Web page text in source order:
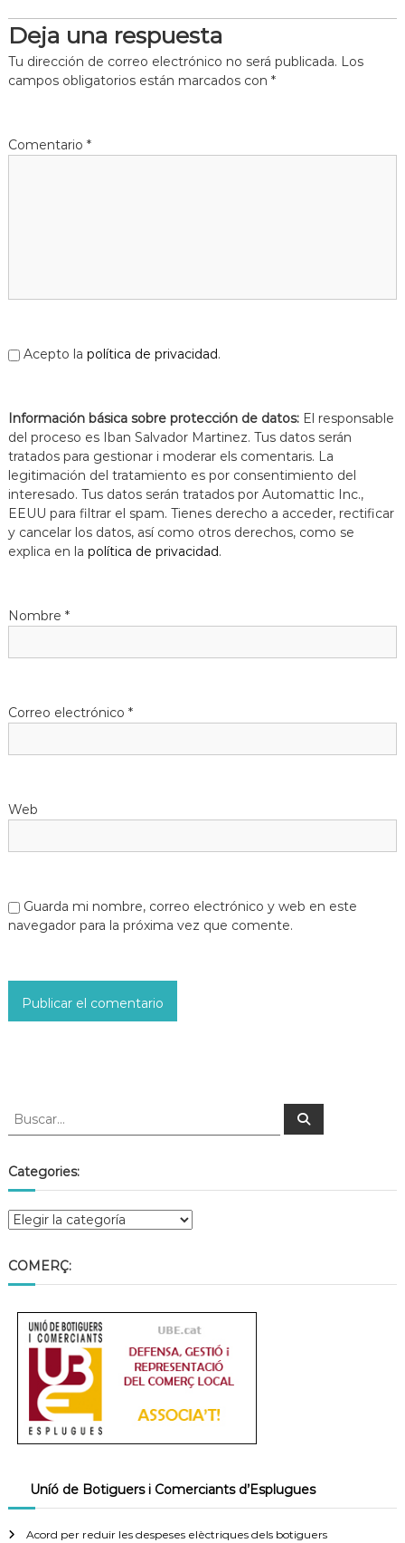
Deja una respuesta
Tu dirección de correo electrónico no será publicada. Los
campos obligatorios están marcados con *
Comentario *
Acepto la política de privacidad.
Información básica sobre protección de datos: El responsable
del proceso es Iban Salvador Martinez. Tus datos serán
tratados para gestionar i moderar els comentaris. La
legitimación del tratamiento es por consentimiento del
interesado. Tus datos serán tratados por Automattic Inc.,
EEUU para filtrar el spam. Tienes derecho a acceder, rectificar
y cancelar los datos, así como otros derechos, como se
explica en la política de privacidad.
Nombre *
Correo electrónico *
Web
Guarda mi nombre, correo electrónico y web en este
navegador para la próxima vez que comente.
Categories:
COMERÇ:
Uníó de Botiguers i Comerciants d’Esplugues
Acord per reduir les despeses elèctriques dels botiguers